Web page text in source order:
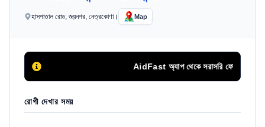
হাসপাতাল রোড, জয়নগর, নেত্রকোণা। Map
AidFast অ্যাপ থেকে সরাসরি ফোন কলের
রোগী দেখার সময়